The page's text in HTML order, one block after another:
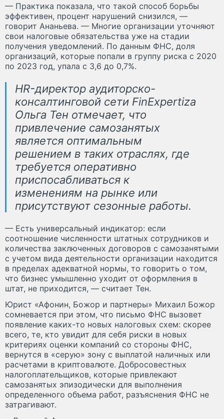
— Практика показала, что такой способ борьбы
эффективен, процент нарушений снизился, —
говорит Ананьева. — Многие организации уточняют
свои налоговые обязательства уже на стадии
получения уведомлений. По данным ФНС, доля
организаций, которые попали в группу риска с 2020
по 2023 год, упала с 3,6 до 0,7%.
HR-директор аудиторско-
консалтинговой сети FinExpertiza
Ольга Тен отмечает, что
привлечение самозанятых
является оптимальным
решением в таких отраслях, где
требуется оперативно
приспосабливаться к
изменениям на рынке или
присутствуют сезонные работы.
— Есть универсальный индикатор: если
соотношение численности штатных сотрудников и
количества заключенных договоров с самозанятыми
с учетом вида деятельности организации находится
в пределах адекватной нормы, то говорить о том,
что бизнес умышленно уходит от оформления в
штат, не приходится, — считает Тен.
Юрист «Афонин, Божор и партнеры» Михаил Божор
сомневается при этом, что письмо ФНС вызовет
появление каких-то новых налоговых схем: скорее
всего, те, кто увидит для себя риски в новых
критериях оценки компаний со стороны ФНС,
вернутся в «серую» зону с выплатой наличных или
расчетами в криптовалюте. Добросовестных
налогоплательщиков, которые привлекают
самозанятых эпизодически для выполнения
определенного объема работ, разъяснения ФНС не
затрагивают.